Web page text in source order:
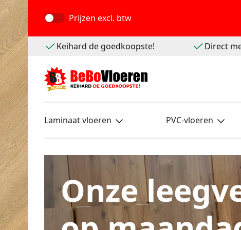
Prijzen excl. btw
Keihard de goedkoopste! Direct
Laminaat vloeren PVC-vloeren
Onze